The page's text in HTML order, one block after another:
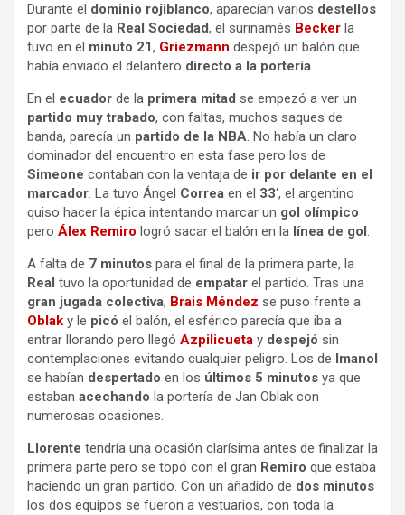
Durante el dominio rojiblanco, aparecían varios destellos
por parte de la Real Sociedad, el surinamés Becker la
tuvo en el minuto 21, Griezmann despejó un balón que
había enviado el delantero directo a la portería.
En el ecuador de la primera mitad se empezó a ver un
partido muy trabado, con faltas, muchos saques de
banda, parecía un partido de la NBA. No había un claro
dominador del encuentro en esta fase pero los de
Simeone contaban con la ventaja de ir por delante en el
marcador. La tuvo Ángel Correa en el 33‘, el argentino
quiso hacer la épica intentando marcar un gol olímpico
pero Álex Remiro logró sacar el balón en la línea de gol .
A falta de 7 minutos para el final de la primera parte, la
Real tuvo la oportunidad de empatar el partido. Tras una
gran jugada colectiva, Brais Méndez se puso frente a
Oblak y le picó el balón, el esférico parecía que iba a
entrar llorando pero llegó Azpilicueta y despejó sin
contemplaciones evitando cualquier peligro. Los de Imanol
se habían despertado en los últimos 5 minutos ya que
estaban acechando la portería de Jan Oblak con
numerosas ocasiones.
Llorente tendría una ocasión clarísima antes de finalizar la
primera parte pero se topó con el gran Remiro que estaba
haciendo un gran partido. Con un añadido de dos minutos
los dos equipos se fueron a vestuarios, con toda la